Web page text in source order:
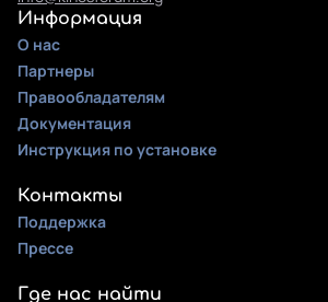
Информация
О нас
Партнеры
Правообладателям
Документация
Инструкция по установке
Контакты
Поддержка
Прессе
Где нас найти